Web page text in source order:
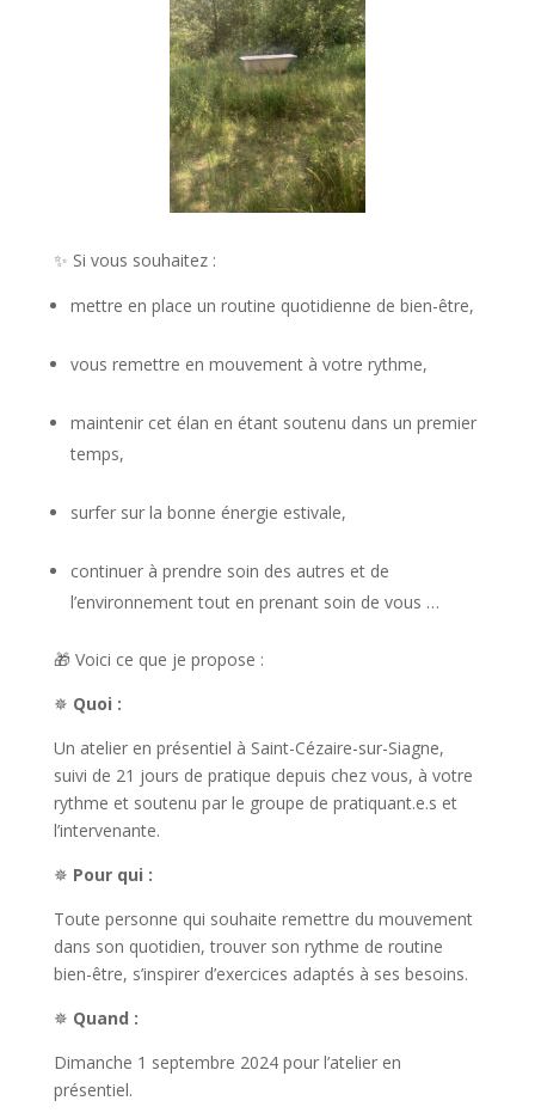
✨ Si vous souhaitez :
mettre en place un routine quotidienne de bien-être,
vous remettre en mouvement à votre rythme,
maintenir cet élan en étant soutenu dans un premier
temps,
surfer sur la bonne énergie estivale,
continuer à prendre soin des autres et de
l’environnement tout en prenant soin de vous …
🎁 Voici ce que je propose :
✵ Quoi :
Un atelier en présentiel à Saint-Cézaire-sur-Siagne,
suivi de 21 jours de pratique depuis chez vous, à votre
rythme et soutenu par le groupe de pratiquant.e.s et
l’intervenante.
✵ Pour qui :
Toute personne qui souhaite remettre du mouvement
dans son quotidien, trouver son rythme de routine
bien-être, s’inspirer d’exercices adaptés à ses besoins.
✵ Quand :
Dimanche 1 septembre 2024 pour l’atelier en
présentiel.